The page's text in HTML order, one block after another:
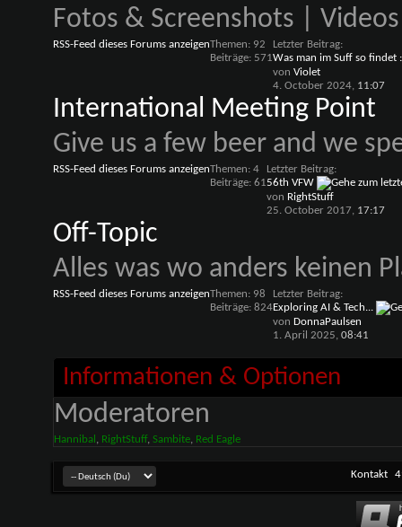
Fotos & Screenshots |
RSS-Feed dieses Forums anzeigenThemen: 92
Beiträge: 571
Letzter Beitrag:
Was man im Suff so findet
von Violet
4. October 2024, 11:07
International Meeting Point
Give us a few beer and we
RSS-Feed dieses Forums anzeigenThemen: 4
Beiträge: 61
Letzter Beitrag:
56th VFW
von RightStuff
25. October 2017, 17:17
Off-Topic
Alles was wo anders keinen
RSS-Feed dieses Forums anzeigenThemen: 98
Beiträge: 824
Letzter Beitrag:
Exploring AI & Tech...
von DonnaPaulsen
1. April 2025, 08:41
Informationen & Optionen
Moderatoren
Hannibal , RightStuff, Sambite, Red Eagle
Kontakt